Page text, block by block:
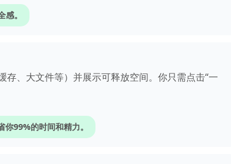
。
、大文件等）并展示可释放空间。你只需点击“一
99%的时间和精力。